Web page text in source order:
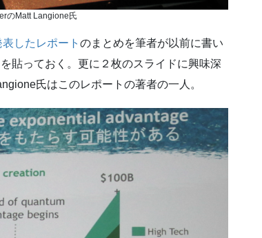
のMatt Langione氏
したレポート のまとめを筆者が以前に書い
を貼っておく。更に２枚のスライドに興味深
氏はこのレポートの著者の一人。